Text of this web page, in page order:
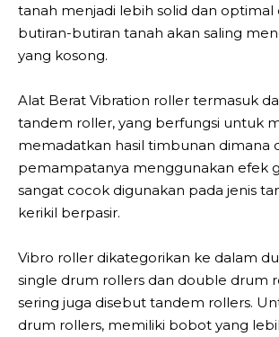
tanah menjadi lebih solid dan optimal
butiran-butiran tanah akan saling
yang kosong.
Alat Berat Vibration roller termasuk
tandem roller, yang berfungsi untuk
memadatkan hasil timbunan dimana
pemampatanya menggunakan efek
sangat cocok digunakan pada jenis
kerikil berpasir.
Vibro roller dikategorikan ke dalam
single drum rollers dan double drum
sering juga disebut tandem rollers.
drum rollers, memiliki bobot yang